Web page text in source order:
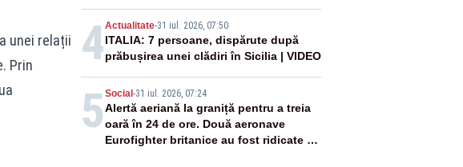
unei relații
Prin
rachetă rusească
4Actualitate-31 iul. 2026, 07:50
ITALIA: 7 persoane, dispărute după
prăbușirea unei clădiri în Sicilia | VIDEO
5 Social -31 iul. 2026, 07:24
Alertă aeriană la graniță pentru a treia
oară în 24 de ore. Două aeronave
Eurofighter britanice au fost ridicate de